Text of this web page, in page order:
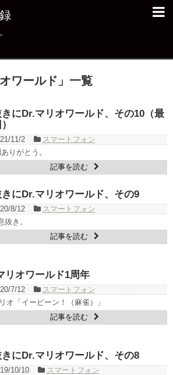
ワールド 」 一覧
きにDr.マリオワールド、その10（最
11/2
スマートフォン
りがとう。
記事を読む
きにDr.マリオワールド、その9
8/12
スマートフォン
抜き。
記事を読む
リオワールド1周年
7/12
スマートフォン
オ「イーピーン！（麻雀）」
記事を読む
きにDr.マリオワールド、その8
10/10
スマートフォン